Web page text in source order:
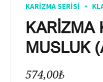
KARIZMA SERISI
KARİZMA
MUSLUK
574,00₺